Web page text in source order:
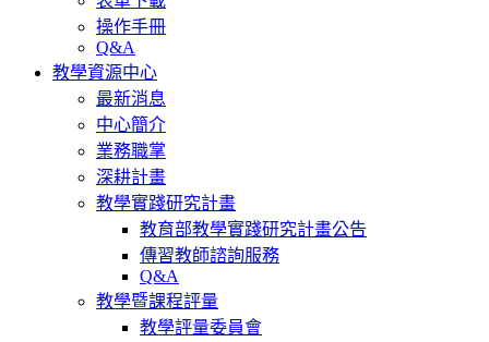
操作手冊
Q&A
教學資源中心
最新消息
中心簡介
業務職掌
深耕計畫
教學實踐研究計畫
教育部教學實踐研究計畫公告
傳習教師諮詢服務
Q&A
教學暨課程評量
教學評量委員會